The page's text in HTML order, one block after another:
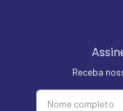
Receba